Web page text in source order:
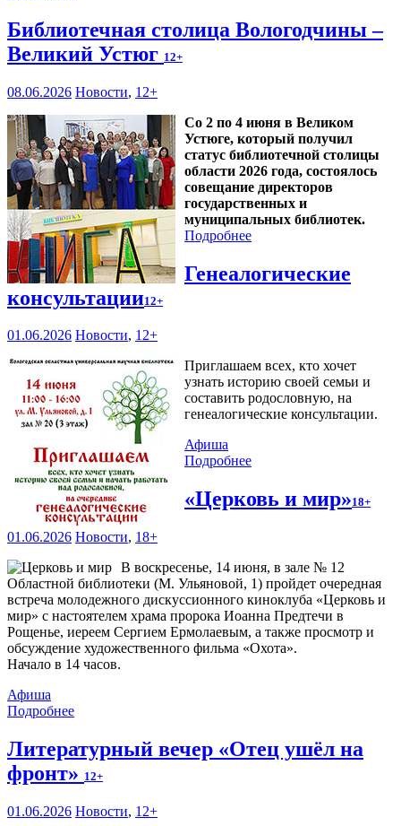
Библиотечная столица Вологодчины –
Великий Устюг 12+
08.06.2026 Новости, 12+
Со 2 по 4 июня в Великом
Устюге, который получил
статус библиотечной столицы
области 2026 года, состоялось
совещание директоров
государственных и
муниципальных библиотек.
Подробнее
Генеалогические
консультации12+
01.06.2026 Новости, 12+
Приглашаем всех, кто хочет
узнать историю своей семьи и
составить родословную, на
генеалогические консультации.
Афиша
Подробнее
«Церковь и мир»18+
01.06.2026 Новости, 18+
В воскресенье, 14 июня, в зале № 12
Областной библиотеки (М. Ульяновой, 1) пройдет очередная
встреча молодежного дискуссионного киноклуба «Церковь и
мир» с настоятелем храма пророка Иоанна Предтечи в
Рощенье, иереем Сергием Ермолаевым, а также просмотр и
обсуждение художественного фильма «Охота».
Начало в 14 часов.
Афиша
Подробнее
Литературный вечер «Отец ушёл на
фронт» 12+
01.06.2026 Новости, 12+